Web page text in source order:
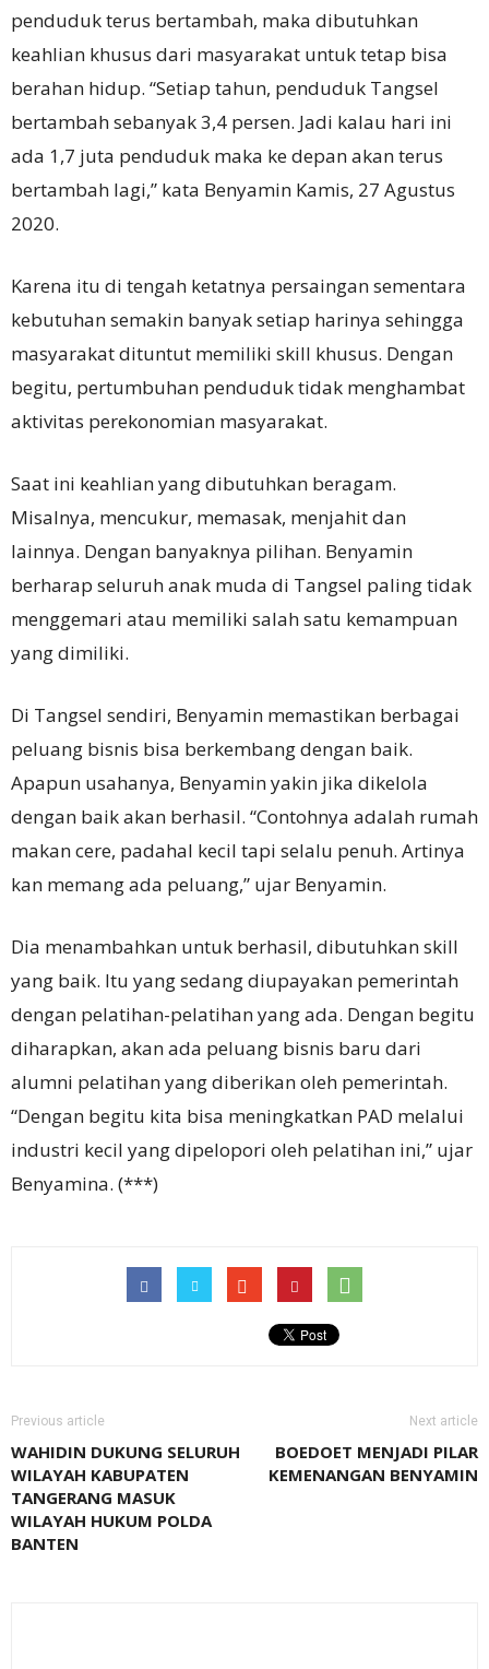
penduduk terus bertambah, maka dibutuhkan
keahlian khusus dari masyarakat untuk tetap bisa
berahan hidup. “Setiap tahun, penduduk Tangsel
bertambah sebanyak 3,4 persen. Jadi kalau hari ini
ada 1,7 juta penduduk maka ke depan akan terus
bertambah lagi,” kata Benyamin Kamis, 27 Agustus
2020.
Karena itu di tengah ketatnya persaingan sementara
kebutuhan semakin banyak setiap harinya sehingga
masyarakat dituntut memiliki skill khusus. Dengan
begitu, pertumbuhan penduduk tidak menghambat
aktivitas perekonomian masyarakat.
Saat ini keahlian yang dibutuhkan beragam.
Misalnya, mencukur, memasak, menjahit dan
lainnya. Dengan banyaknya pilihan. Benyamin
berharap seluruh anak muda di Tangsel paling tidak
menggemari atau memiliki salah satu kemampuan
yang dimiliki.
Di Tangsel sendiri, Benyamin memastikan berbagai
peluang bisnis bisa berkembang dengan baik.
Apapun usahanya, Benyamin yakin jika dikelola
dengan baik akan berhasil. “Contohnya adalah rumah
makan cere, padahal kecil tapi selalu penuh. Artinya
kan memang ada peluang,” ujar Benyamin.
Dia menambahkan untuk berhasil, dibutuhkan skill
yang baik. Itu yang sedang diupayakan pemerintah
dengan pelatihan-pelatihan yang ada. Dengan begitu
diharapkan, akan ada peluang bisnis baru dari
alumni pelatihan yang diberikan oleh pemerintah.
“Dengan begitu kita bisa meningkatkan PAD melalui
industri kecil yang dipelopori oleh pelatihan ini,” ujar
Benyamina. (***)
Previous article
WAHIDIN DUKUNG SELURUH
WILAYAH KABUPATEN
TANGERANG MASUK
WILAYAH HUKUM POLDA
BANTEN
Next article
BOEDOET MENJADI PILAR
KEMENANGAN BENYAMIN